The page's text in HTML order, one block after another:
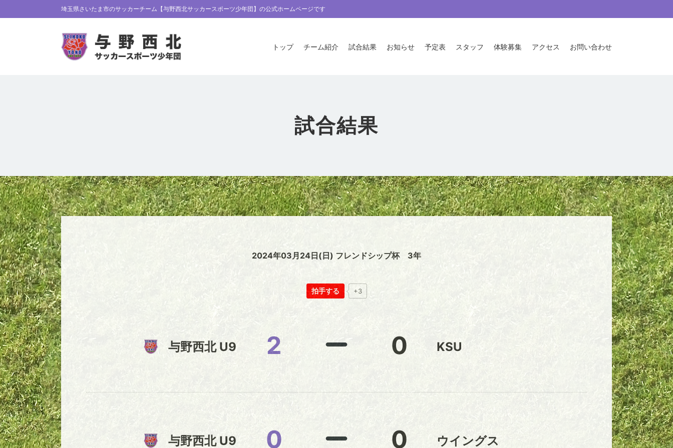
埼玉県さいたま市のサッカーチーム【与野西北サッカースポーツ少年団】の公式ホームページです
トップ チーム紹介 試合結果 お知らせ 予定表 スタッフ 体験募集 アクセス お問い合わせ
試合結果
2024年03月24日(日) フレンドシップ杯 3年
拍手する +3
与野西北 U9 2 0 KSU
与野西北 U9 0 0 ウイングス